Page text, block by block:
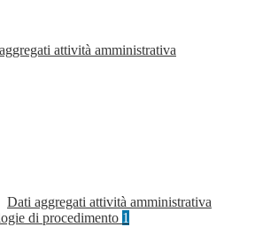
attività amministrativa
Dati aggregati attività amministrativa
di procedimento 1